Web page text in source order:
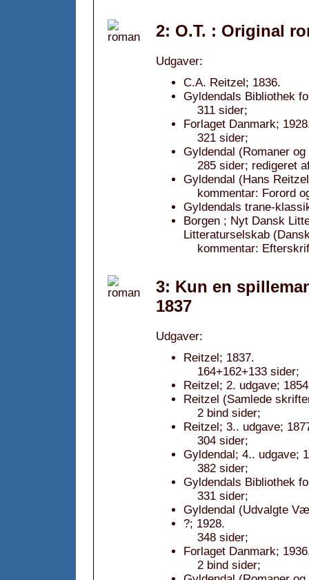
2: O.T. : Original
Udgaver:
C.A. Reitzel; 1836.
Gyldendals Bibliothek
311 sider;
Forlaget Danmark;
321 sider;
Gyldendal (Romaner
285 sider; redigeret
Gyldendal (Hans
kommentar: Forord
Gyldendals trane-
Borgen ; Nyt Dansk
Litteraturselskab
kommentar:
3: Kun en
1837
Udgaver:
Reitzel; 1837.
164+162+133 sider;
Reitzel; 2. udgave;
Reitzel (Samlede
2 bind sider;
Reitzel; 3.. udgave;
304 sider;
Gyldendal; 4.. udgave;
382 sider;
Gyldendals Bibliothek
331 sider;
Gyldendal (Udvalgte
?; 1928.
348 sider;
Forlaget Danmark;
2 bind sider;